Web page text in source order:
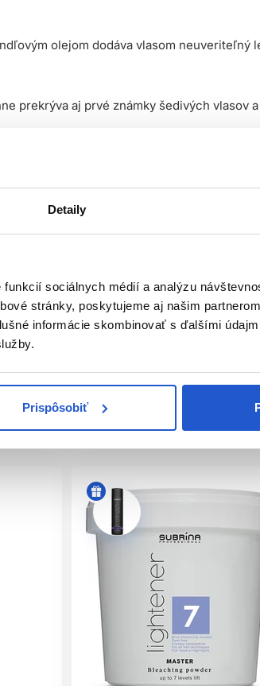
Detaily
sociálnych médií a analýzu
stránky, poskytujeme aj našim
informácie skombinovať s ďalšími
Prispôsobiť
olejom dodáva vlasom neuveriteľný
prekrýva aj prvé známky šedivých vlasov
s 90% prírodnými zložkami, čo odráža
vyzerajú žiarivejšie a zdravšie.
farbou na vlasy bez AminoPlex**.
pigmentov, vďaka ktorému je
a nahrádza ho príjemnou vôňou.
Demi-Permanent tonerov s nízkym pH
(Napríklad 50g toneru + 100g vyvíjaču)
1,9%alebo v koncentrácii
farbiacej služby, ktorú používate.
z radu Colour Lockpre uzamknutie